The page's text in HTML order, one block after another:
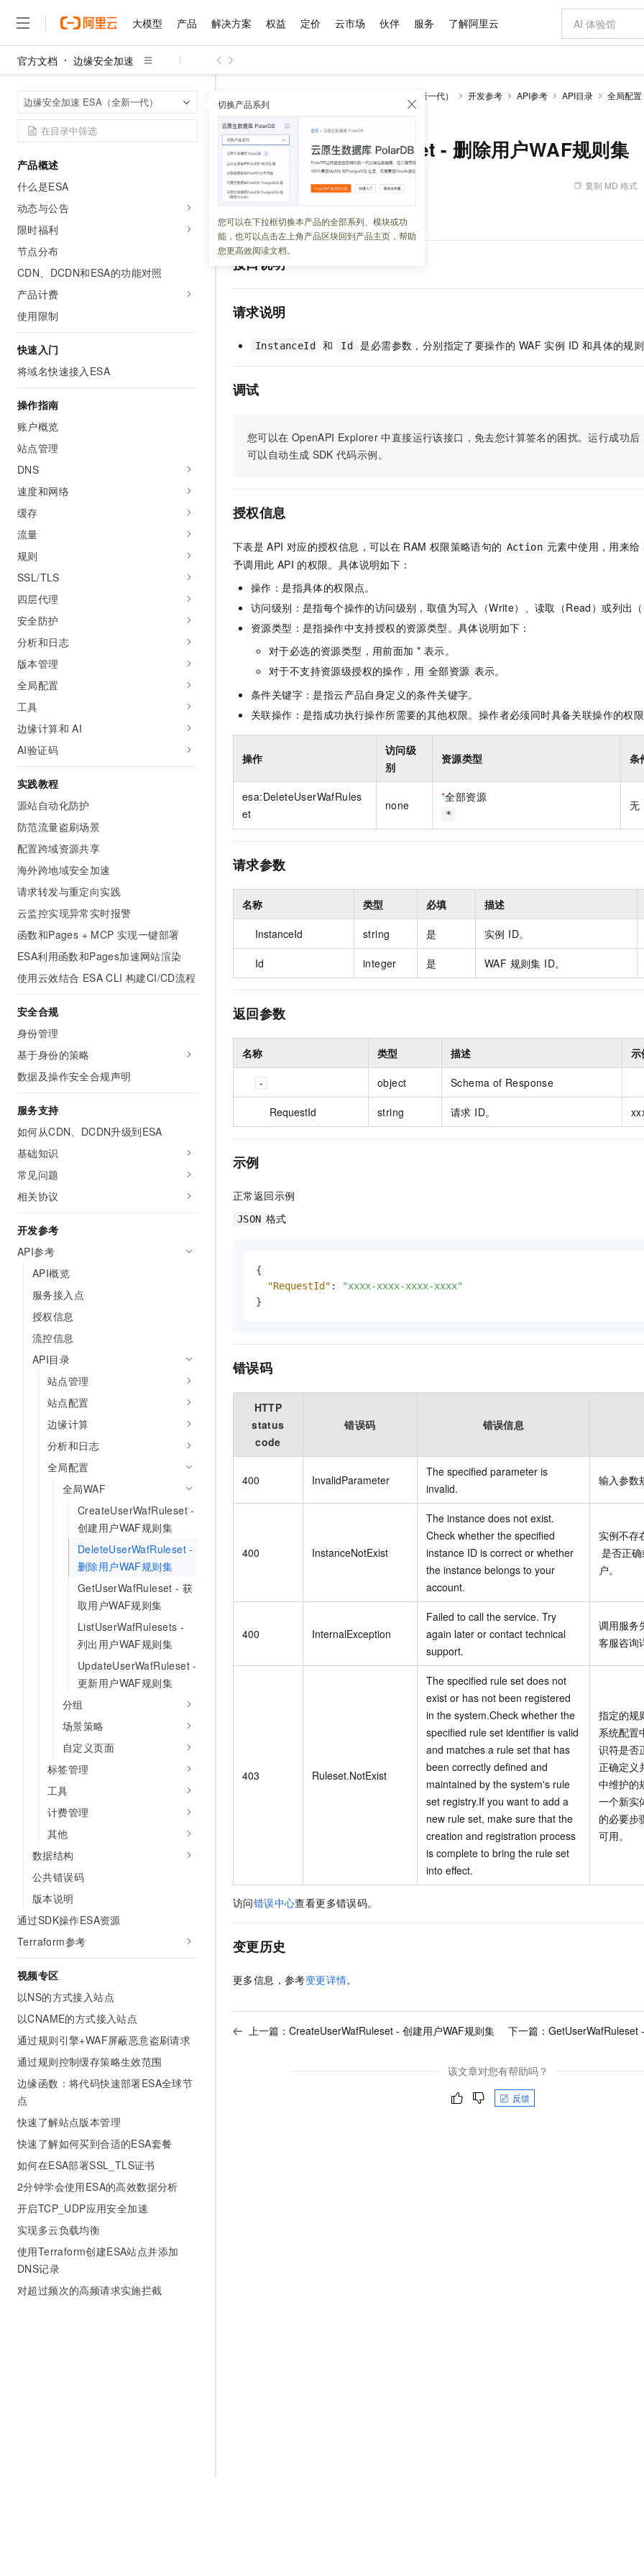
大模型 产品 解决方案 权益 定价 云市场 伙伴 服务 了解阿里云
官方文档 边缘安全加速
边缘安全加速 ESA（全新一代） 切换产品系列
您可以在下拉框切换本产品的全部系列、模块或功
能，也可以点击左上角产品区块回到产品主页，帮助
您更高效阅读文档。
产品概述
什么是ESA
动态与公告
限时福利
节点分布
CDN、DCDN和ESA的功能对照
产品计费
使用限制
快速入门
将域名快速接入ESA
操作指南
账户概览
站点管理
DNS
速度和网络
缓存
流量
规则
SSL/TLS
四层代理
安全防护
分析和日志
版本管理
全局配置
工具
边缘计算和 AI
AI验证码
实践教程
源站自动化防护
防范流量盗刷场景
配置跨域资源共享
海外跨地域安全加速
请求转发与重定向实践
云监控实现异常实时报警
函数和Pages + MCP 实现一键部署
ESA利用函数和Pages加速网站渲染
使用云效结合 ESA CLI 构建CI/CD流程
安全合规
身份管理
基于身份的策略
数据及操作安全合规声明
服务支持
如何从CDN、DCDN升级到ESA
基础知识
常见问题
相关协议
开发参考
API参考
API概览
服务接入点
授权信息
流控信息
API目录
站点管理
站点配置
边缘计算
分析和日志
全局配置
全局WAF
CreateUserWafRuleset -
创建用户WAF规则集
DeleteUserWafRuleset -
删除用户WAF规则集
GetUserWafRuleset - 获
取用户WAF规则集
ListUserWafRulesets -
列出用户WAF规则集
UpdateUserWafRuleset -
更新用户WAF规则集
分组
场景策略
自定义页面
标签管理
工具
计费管理
其他
数据结构
公共错误码
版本说明
通过SDK操作ESA资源
Terraform参考
视频专区
以NS的方式接入站点
以CNAME的方式接入站点
通过规则引擎+WAF屏蔽恶意盗刷请求
通过规则控制缓存策略生效范围
边缘函数：将代码快速部署ESA全球节
点
快速了解站点版本管理
快速了解如何买到合适的ESA套餐
如何在ESA部署SSL_TLS证书
2分钟学会使用ESA的高效数据分析
开启TCP_UDP应用安全加速
实现多云负载均衡
使用Terraform创建ESA站点并添加
DNS记录
对超过频次的高频请求实施拦截
边缘安全加速 ESA（全新一代） 开发参考 API参考 API目录 全局配置
DeleteUserWafRuleset - 删除用户WAF规则集
DeleteUserWafRuleset - 删除用户WAF规则集
更新时间：2026-06-25 09:14:26 复制 MD 格式
用于删除指定实例下的特定 WAF 规则集。
接口说明
请求说明
InstanceId 和 Id 是必需参数，分别指定了要操作的 WAF 实例 ID 和具体的规则
调试
您可以在 OpenAPI Explorer 中直接运行该接口，免去您计算签名的困扰。运行成功
可以自动生成 SDK 代码示例。
授权信息
下表是 API 对应的授权信息，可以在 RAM 权限策略语句的 Action 元素中使用，用来给
予调用此 API 的权限。具体说明如下：
操作：是指具体的权限点。
访问级别：是指每个操作的访问级别，取值为写入（Write）、读取（Read）或列出（
资源类型：是指操作中支持授权的资源类型。具体说明如下：
对于必选的资源类型，用前面加 * 表示。
对于不支持资源级授权的操作，用 全部资源 表示。
条件关键字：是指云产品自身定义的条件关键字。
关联操作：是指成功执行操作所需要的其他权限。操作者必须同时具备关联操作的权限
操作
访问级
别
资源类型 条
esa:DeleteUserWafRules
et
none
*全部资源
*
无
请求参数
名称 类型 必填 描述
InstanceId string 是 实例 ID。
Id integer 是 WAF 规则集 ID。
返回参数
名称 类型 描述 示
object Schema of Response
RequestId string 请求 ID。
示例
正常返回示例
JSON 格式
{
"RequestId" :
"xxxx-xxxx-xxxx-xxxx"
}
错误码
HTTP
status
code
错误码 错误信息
400 InvalidParameter
The specified parameter is
invalid.
输入参数
400 InstanceNotExist
The instance does not exist.
Check whether the specified
instance ID is correct or whether
the instance belongs to your
account.
实例不存
是否正
户。
400 InternalException
Failed to call the service. Try
again later or contact technical
support.
调用服务
客服咨询
403 Ruleset.NotExist
The specified rule set does not
exist or has not been registered
in the system.Check whether the
specified rule set identifier is valid
and matches a rule set that has
been correctly defined and
maintained by the system's rule
set registry.If you want to add a
new rule set, make sure that the
creation and registration process
is complete to bring the rule set
into effect.
指定的规
系统配置
识符是否
正确定义
中维护的
一个新实
的必要步
可用。
访问错误中心查看更多错误码。
变更历史
更多信息，参考变更详情。
上一篇： CreateUserWafRuleset - 创建用户WAF规则集 下一篇： GetUserWafRuleset
该文章对您有帮助吗？
反馈
大模型
大模型
大模型
文本生成
Qwen3.8-Max HOT
智能体时代全能旗舰模型
Qwen3.7-Plus
Qwen3-VL-Plus
Kimi 最新旗舰模型，长程编程与推理利器
图片和
大模型服务
千问AI平台-模型体验
Happy 系列大模型
丰富多元化的应用模版和解决方案 面向真实软件
快速部署 Dify，高效搭建 AI 应用
依托云原生高可用架构,实现Dify私有化部署
10 分钟在聊天系统中增加一个 AI 助手
在企业官网、通讯软件中为客户提供 AI 客服
10分钟微调：让0.6B模型媲美235B模型
即刻拥有 DeepSeek-R1 满血版
多模态数据信
产品
精选产品
人工智能与机器学习
容器
存储
网络与CDN
中间件
数据库
大数据计算
媒体服务
企业服务与云通信
域名与网站
终端用户计算
Serverless
开发工具
迁移与运维管理
专有云
精选产品
大模型服务平台百炼
大模型服务与应用平台
千问大模型
多元化、高性能、安全可靠的大模型服务
无影云电脑
随时随地安全接入的云上超级电脑
云解析DNS
面向分析的企业级SaaS模式云数据仓库
域名与网站
对象存储 OSS
一站式AI开发、训练和推理服务
Qoder CN
云数据库 RDS
解决方案
精选解决方案
AI
大数据
现代化应用
可观测
企业出海
政企业务
精选解决方案
千问办公，解锁你的工作新方式
企业级Agent产品，直接交付可用成果
Agency Agents：拥有专属领域专家
多领域专家智能体,一键组建 AI 虚拟交付团队
HappyHorse 打造一站式影视创作平台
快速拥有专属 OpenClaw
睿译宝，AI翻译排版一步到位
GLM-5.2：长任务时代开源旗舰模型
自主进化，持久记忆，越用越聪明
Claude Code + GStack 打造工程团队
即刻拥有
权益 普惠上云
普惠上云 官方力荐
云服务器38元/年起，超值低价云产品抢先购
官方推荐返现计划
推荐新用户得奖励，单订单最高返9万
云工开物
高校专属算力普惠，学生认证享300元代金券
免费试用
最高领取价值200元试用点，立即开启云上创新
1亿+ 大模型 tokens 和 30+ 款产品免费体验
产品新客免费试用，最长12个月
助力企业全员 AI 认知与能力提升
AI 特惠
智启 AI 普惠权益
阿里云 OPC 创新助力计划
至高百万元 Token 补贴，加速一人公司成长
Qwen3.8-Max 首发尝鲜，限时加量 10 倍，夜间低至2折
千问办公，限时限量积分加倍
夜间 5 折，Qwen/Meoo/TokenPlan 客户专享
AI 场景体
AI 电商营销
AI智能应用，
自动承接线
定价 产品定价
了解云产品的定价详情
云上成本管理
管理和优化成本
价格计算器
自助选配和估算价格
价格优势
推动算力普惠，释放技术红利
配置报价
云市场 精选商城
网站建设
多端小程序
Salesforce 国际版订阅
友盟天域
观测云
Tuya 物联网平台阿里云版
蓝凌 OA
畅捷通
Tableau 订阅
行业生态解决方案
数据与 API
数据集
身份实名认证
短信
OCR 文字识别
发票查验
财税管理
基础软件
CentOS
Docker
Red Hat
模板建站
APP 开发
伙伴 成为销售伙伴
分销伙伴
咨询伙伴
销售伙伴合作计划
Salesforce On Alibaba Cloud
Consulting Partner 合作计划
AI 大模型销售与服务生态合作计划
成为产品伙伴
产品生态集成认证中心
产品生态伙伴工作台
产品伙伴
云存储合作计
数据库合作
服务 售前咨询
在线服务
售后服务
自助服务
工单服务
短信专区
企业增值服务
企业支持计划
企业增值服务台
服务实践
阿里云认证
训练营
了解阿里云 为什么选择阿里云
什么是云计算
技术领先
稳定可靠
安全合规
分析师报告
研究报告与白皮书
AI 算法大赛
最佳实践
云上春晚
云栖战略参考
云上的中国
金融模力时刻
市场活动
云栖大会
活动全景
科研合作